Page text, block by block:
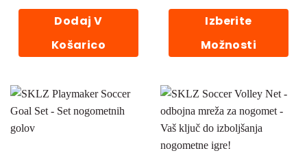
Dodaj V
Košarico
od
Izberite
Možnosti
ima
več
različic.
Možnosti
lahko